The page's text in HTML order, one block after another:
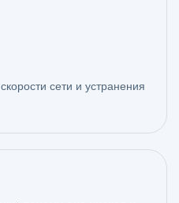
сети и устранения